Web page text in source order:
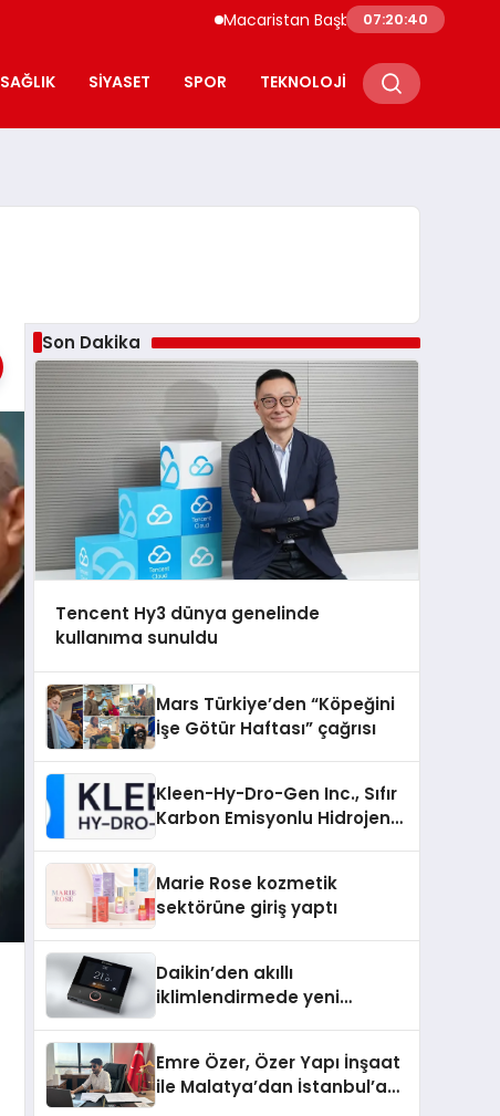
Macaristan Başbakanı Duyurdu Paks
07:20:41
SAĞLIK SIYASET SPOR TEKNOLOJI
Son Dakika
Tencent Hy3 dünya genelinde
kullanıma sunuldu
Mars Türkiye’den “Köpeğini
İşe Götür Haftası” çağrısı
Kleen-Hy-Dro-Gen Inc., Sıfır
Karbon Emisyonlu Hidrojen
Aldı
Marie Rose kozmetik
sektörüne giriş yaptı
Daikin’den akıllı
iklimlendirmede yeni
Emre Özer, Özer Yapı İnşaat
ile Malatya’dan İstanbul’a